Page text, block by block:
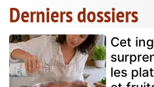
Derniers dossiers
Cet
les